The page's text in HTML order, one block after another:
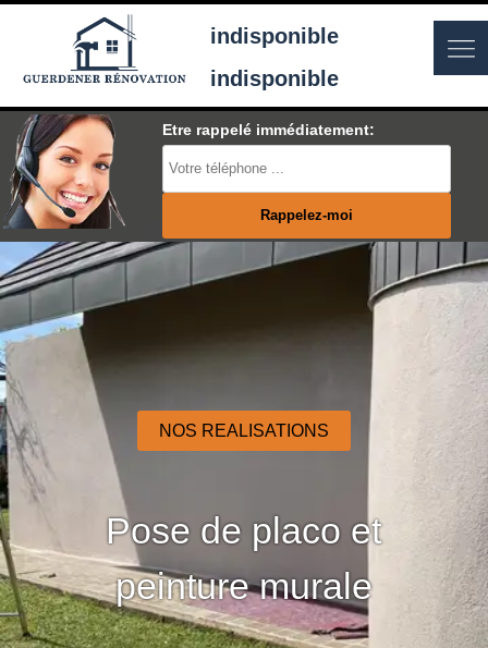
indisponible
indisponible
Etre rappelé immédiatement:
NOS REALISATIONS
Pose de placo et
peinture murale